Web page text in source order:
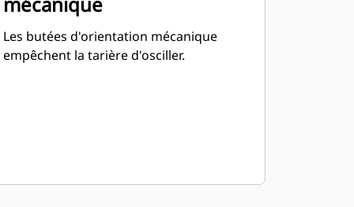
Les butées d'orientation mécanique
empêchent la tarière d'osciller.